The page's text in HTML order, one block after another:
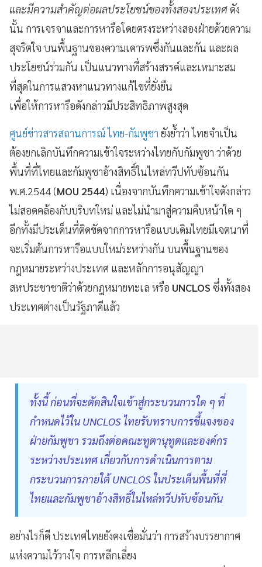
และมีความสำคัญต่อผลประโยชน์ของทั้งสองประเทศดัง
นั้น การเจรจาและการหารือโดยตรงระหว่างสองฝ่ายด้วยความ
สุจริตใจ บนพื้นฐานของความเคารพซึ่งกันและกัน และผล
ประโยชน์ร่วมกัน เป็นแนวทางที่สร้างสรรค์และเหมาะสม
ที่สุดในการแสวงหาแนวทางแก้ไขที่ยั่งยืน
เพื่อให้การหารือดังกล่าวมีประสิทธิภาพสูงสุด
ศูนย์ข่าวสารสถานการณ์ ไทย-กัมพูชา ยังย้ำว่า ไทยจำเป็น
ต้องยกเลิกบันทึกความเข้าใจระหว่างไทยกับกัมพูชา ว่าด้วย
พื้นที่ที่ไทยและกัมพูชาอ้างสิทธิ์ในไหล่ทวีปทับซ้อนกัน
พ.ศ.2544 (MOU 2544) เนื่องจากบันทึกความเข้าใจดังกล่าว
ไม่สอดคล้องกับบริบทใหม่ และไม่นำมาสู่ความคืบหน้าใด ๆ
อีกทั้งมีประเด็นที่ติดขัดจากการหารือแบบเดิมไทยมีเจตนาที่
จะเริ่มต้นการหารือแบบใหม่ระหว่างกัน บนพื้นฐานของ
กฎหมายระหว่างประเทศ และหลักการอนุสัญญา
สหประชาชาติว่าด้วยกฎหมายทะเล หรือ UNCLOS ซึ่งทั้งสอง
ประเทศต่างเป็นรัฐภาคีแล้ว
ทั้งนี้ ก่อนที่จะตัดสินใจเข้าสู่กระบวนการใด ๆ ที่
กำหนดไว้ใน UNCLOS ไทยรับทราบการชี้แจงของ
ฝ่ายกัมพูชา รวมถึงต่อคณะทูตานุทูตและองค์กร
ระหว่างประเทศ เกี่ยวกับการดำเนินการตาม
กระบวนการภายใต้ UNCLOS ในประเด็นพื้นที่ที่
ไทยและกัมพูชาอ้างสิทธิ์ในไหล่ทวีปทับซ้อนกัน
อย่างไรก็ดี ประเทศไทยยังคงเชื่อมั่นว่า การสร้างบรรยากาศ
แห่งความไว้วางใจ การหลีกเลี่ยง